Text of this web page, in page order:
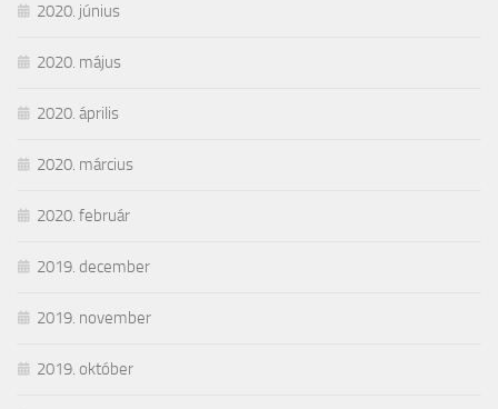
2020. június
2020. május
2020. április
2020. március
2020. február
2019. december
2019. november
2019. október